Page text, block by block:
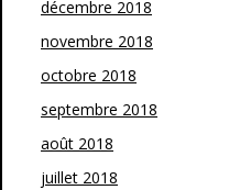
décembre 2018
novembre 2018
octobre 2018
septembre 2018
août 2018
juillet 2018